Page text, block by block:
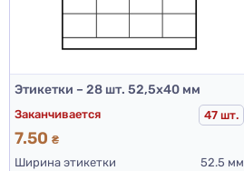
Этикетки – 28 шт. 52,5х40 мм
Заканчивается 47 шт.
7.50 ₴
Ширина этикетки 52.5 мм